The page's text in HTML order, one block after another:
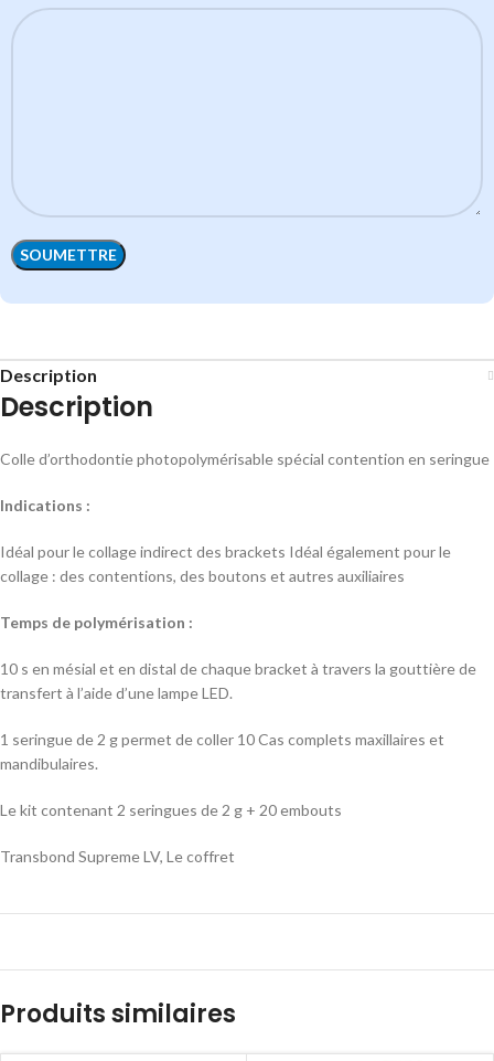
Description
Description
Colle d’orthodontie photopolymérisable spécial contention en seringue
Indications :
Idéal pour le collage indirect des brackets Idéal également pour le
collage : des contentions, des boutons et autres auxiliaires
Temps de polymérisation :
10 s en mésial et en distal de chaque bracket à travers la gouttière de
transfert à l’aide d’une lampe LED.
1 seringue de 2 g permet de coller 10 Cas complets maxillaires et
mandibulaires.
Le kit contenant 2 seringues de 2 g + 20 embouts
Transbond Supreme LV, Le coffret
Produits similaires